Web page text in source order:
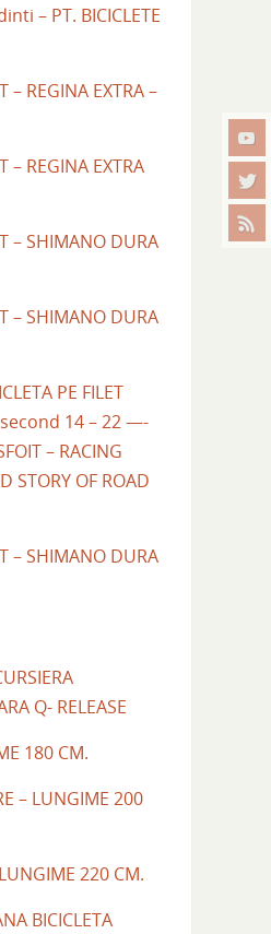
– PT. BICICLETE
– REGINA EXTRA –
– REGINA EXTRA
– SHIMANO DURA
– SHIMANO DURA
PE FILET
second 14 – 22 —-
– RACING
STORY OF ROAD
– SHIMANO DURA
Q- RELEASE
180 CM.
– LUNGIME 200
220 CM.
BICICLETA